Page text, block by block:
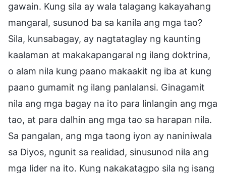
gawain. Kung sila ay wala talagang kakayahang
mangaral, susunod ba sa kanila ang mga tao?
Sila, kunsabagay, ay nagtataglay ng kaunting
kaalaman at makakapangaral ng ilang doktrina,
o alam nila kung paano makaakit ng iba at kung
paano gumamit ng ilang panlalansi. Ginagamit
nila ang mga bagay na ito para linlangin ang mga
tao, at para dalhin ang mga tao sa harapan nila.
Sa pangalan, ang mga taong iyon ay naniniwala
sa Diyos, ngunit sa realidad, sinusunod nila ang
mga lider na ito. Kung nakakatagpo sila ng isang